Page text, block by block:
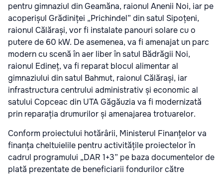
pentru gimnaziul din Geamăna, raionul Anenii Noi, iar pe
acoperișul Grădiniței „Prichindel” din satul Sipoțeni,
raionul Călărași, vor fi instalate panouri solare cu o
putere de 60 kW. De asemenea, va fi amenajat un parc
modern cu scenă în aer liber în satul Bădrăgii Noi,
raionul Edineț, va fi reparat blocul alimentar al
gimnaziului din satul Bahmut, raionul Călărași, iar
infrastructura centrului administrativ și economic al
satului Copceac din UTA Găgăuzia va fi modernizată
prin reparația drumurilor și amenajarea trotuarelor.
Conform proiectului hotărârii, Ministerul Finanțelor va
finanța cheltuielile pentru activitățile proiectelor în
cadrul programului „DAR 1+3” pe baza documentelor de
plată prezentate de beneficiarii fondurilor către